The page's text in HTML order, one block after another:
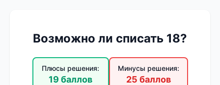
Возможно ли списать 18?
Плюсы решения:
19 баллов
Минусы решения:
25 баллов